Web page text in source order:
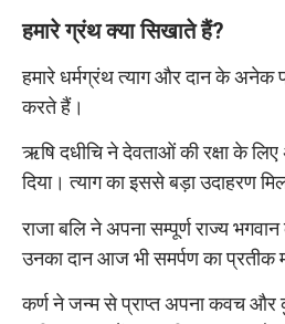
हमारे ग्रंथ क्या सिखाते हैं?
हमारे धर्मग्रंथ त्याग और दान के अनेक
करते हैं।
ऋषि दधीचि ने देवताओं की रक्षा के
दिया। त्याग का इससे बड़ा उदाहरण
राजा बलि ने अपना सम्पूर्ण राज्य भगवान
उनका दान आज भी समर्पण का प्रतीक
कर्ण ने जन्म से प्राप्त अपना कवच और